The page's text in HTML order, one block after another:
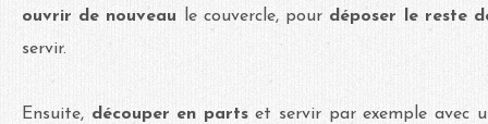
ouvrir de nouveau le couvercle, pour déposer le reste
servir.
Ensuite, découper en partset servir par exemple avec